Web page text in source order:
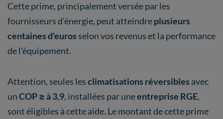
Cette prime, principalement versée par les
fournisseurs d'énergie, peut atteindreplusieurs
centaines d'euros selon vos revenus et la performance
de l'équipement.
Attention, seules lesclimatisations réversibles avec
unCOP ≥ à 3,9, installées par uneentreprise RGE,
sont éligibles à cette aide. Le montant de cette prime